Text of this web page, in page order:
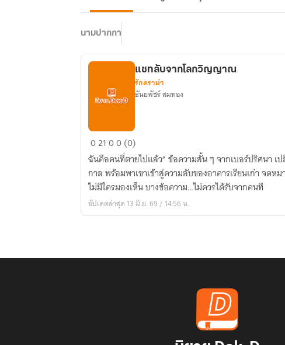
นามปากกา
แช
ทลับ
จาก
โลก
วิญญาณ
แชทลับจากโลกวิญญาณ
รักดราม่า
ธันยพัชร์ สมทอง
02100 (0)
ฉันคือคนที่ตายไปแล้ว” ข้อความสั้น ๆ จากเบอร์ปริศนา เปลี่ยนชีวิตของนนท์ไปตลอด
กาล พร้อมพาเขาเข้าสู่ความลับของอาคารเรียนเก่า จดหมายปริศนา และหญิงสาวที่
ไม่มีใครมองเห็น บางข้อความ…ไม่ควรได้รับจากคนที
อัปเดตล่าสุด 13 มิ.ย. 69 / 14:56 น.